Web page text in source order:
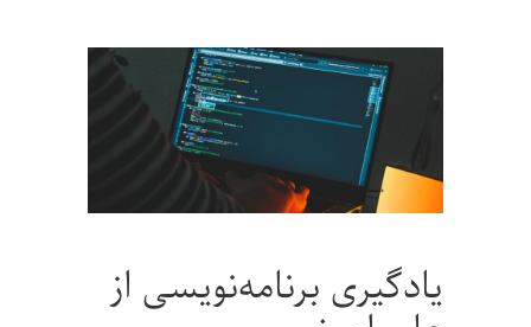
یادگیری برنامه‌نویسی از